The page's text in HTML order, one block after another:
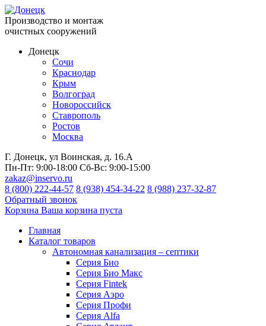
Производство и монтаж
очистных сооружений
Донецк
Сочи
Краснодар
Крым
Волгоград
Новороссийск
Ставрополь
Ростов
Москва
Г. Донецк, ул Воинская, д. 16.А
Пн-Пт: 9:00-18:00 Сб-Вс: 9:00-15:00
zakaz@inservo.ru
8 (800) 222-44-57 8 (938) 454-34-22 8 (988) 237-32-87
Обратный звонок
Корзина Ваша корзина пуста
Главная
Каталог товаров
Автономная канализация – септики
Серия Био
Серия Био Макс
Серия Fintek
Серия Аэро
Серия Профи
Серия Alfa